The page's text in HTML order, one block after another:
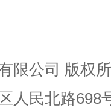
限公司 版权
人民北路698